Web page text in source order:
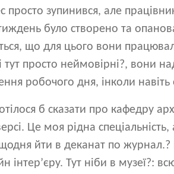
просто зупинився, але
було створено та
що для цього вони
тут просто неймовірні?, вони
робочого дня, інколи
б сказати про кафедру
Це моя рідна
йти в деканат по
інтер’єру. Тут ніби в музеї?: